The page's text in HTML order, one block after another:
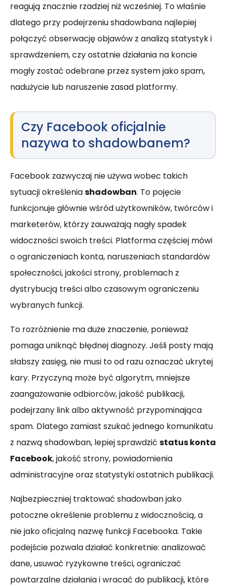
reagują znacznie rzadziej niż wcześniej. To właśnie
dlatego przy podejrzeniu shadowbana najlepiej
połączyć obserwację objawów z analizą statystyk i
sprawdzeniem, czy ostatnie działania na koncie
mogły zostać odebrane przez system jako spam,
nadużycie lub naruszenie zasad platformy.
Czy Facebook oficjalnie
nazywa to shadowbanem?
Facebook zazwyczaj nie używa wobec takich
sytuacji określeniashadowban. To pojęcie
funkcjonuje głównie wśród użytkowników, twórców i
marketerów, którzy zauważają nagły spadek
widoczności swoich treści. Platforma częściej mówi
o ograniczeniach konta, naruszeniach standardów
społeczności, jakości strony, problemach z
dystrybucją treści albo czasowym ograniczeniu
wybranych funkcji.
To rozróżnienie ma duże znaczenie, ponieważ
pomaga uniknąć błędnej diagnozy. Jeśli posty mają
słabszy zasięg, nie musi to od razu oznaczać ukrytej
kary. Przyczyną może być algorytm, mniejsze
zaangażowanie odbiorców, jakość publikacji,
podejrzany link albo aktywność przypominająca
spam. Dlatego zamiast szukać jednego komunikatu
z nazwą shadowban, lepiej sprawdzić status konta
Facebook, jakość strony, powiadomienia
administracyjne oraz statystyki ostatnich publikacji.
Najbezpieczniej traktować shadowban jako
potoczne określenie problemu z widocznością, a
nie jako oficjalną nazwę funkcji Facebooka. Takie
podejście pozwala działać konkretnie: analizować
dane, usuwać ryzykowne treści, ograniczać
powtarzalne działania i wracać do publikacji, które